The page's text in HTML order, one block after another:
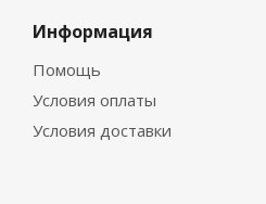
Информация
Помощь
Условия оплаты
Условия доставки